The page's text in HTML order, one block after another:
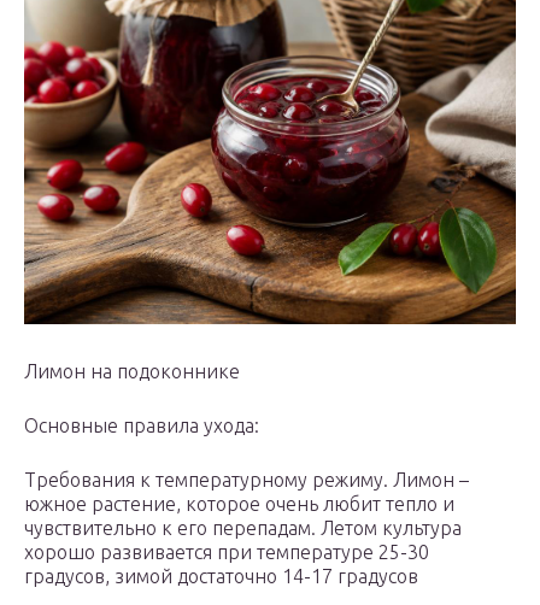
Лимон на подоконнике
Основные правила ухода:
Требования к температурному режиму. Лимон –
южное растение, которое очень любит тепло и
чувствительно к его перепадам. Летом культура
хорошо развивается при температуре 25-30
градусов, зимой достаточно 14-17 градусов